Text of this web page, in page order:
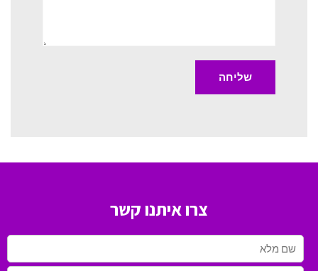
צרו איתנו קשר